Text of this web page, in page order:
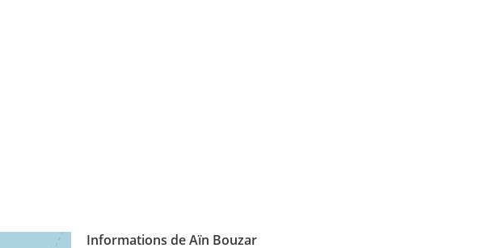
Informations de Aïn Bouzar